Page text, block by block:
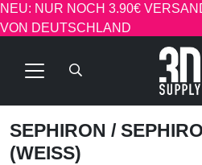
NEU: NUR NOCH 3.90€
VON DEUTSCHLAND
SEPHIRON /
(WEISS)